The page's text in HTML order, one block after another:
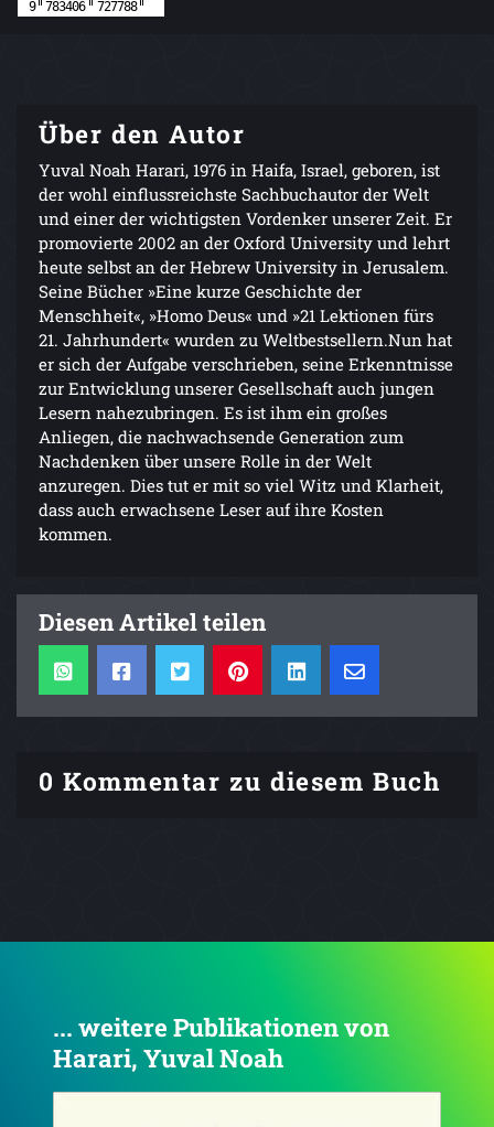
Über den Autor
Yuval Noah Harari, 1976 in Haifa, Israel, geboren, ist
der wohl einflussreichste Sachbuchautor der Welt
und einer der wichtigsten Vordenker unserer Zeit. Er
promovierte 2002 an der Oxford University und lehrt
heute selbst an der Hebrew University in Jerusalem.
Seine Bücher »Eine kurze Geschichte der
Menschheit«, »Homo Deus« und »21 Lektionen fürs
21. Jahrhundert« wurden zu Weltbestsellern.Nun hat
er sich der Aufgabe verschrieben, seine Erkenntnisse
zur Entwicklung unserer Gesellschaft auch jungen
Lesern nahezubringen. Es ist ihm ein großes
Anliegen, die nachwachsende Generation zum
Nachdenken über unsere Rolle in der Welt
anzuregen. Dies tut er mit so viel Witz und Klarheit,
dass auch erwachsene Leser auf ihre Kosten
kommen.
Diesen Artikel teilen
0 Kommentar zu diesem Buch
... weitere Publikationen von
Harari, Yuval Noah